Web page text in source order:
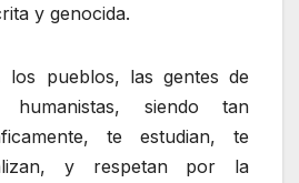
y genocida.
los pueblos, las gentes de
humanistas, siendo tan
te estudian, te
y respetan por la